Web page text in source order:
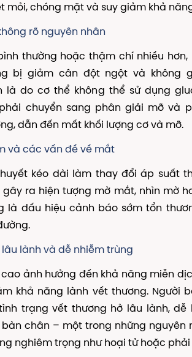
mỏi, chóng mặt và suy giảm khả
rõ nguyên nhân
thường hoặc thậm chí nhiều
bị giảm cân đột ngột và không
là do cơ thể không thể sử dụng
chuyển sang phân giải mỡ và
dẫn đến mất khối lượng cơ và mỡ.
và các vấn đề về mắt
kéo dài làm thay đổi áp suất
gây ra hiện tượng mờ mắt, nhìn mờ
là dấu hiệu cảnh báo sớm tổn
lâu lành và dễ nhiễm trùng
ảnh hưởng đến khả năng miễn
khả năng lành vết thương. Người
trạng vết thương hở lâu lành, dễ
chân – một trong những nguyên
nghiêm trọng như hoại tử hoặc